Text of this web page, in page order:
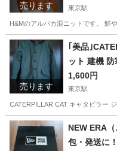
売ります 東京駅
H&Mのアルパカ混ニットです。 鮮
東京 渋谷区 東京駅
売ります
｢美品｣
ット 建機 防
1,600円
東京駅
CATERPILLAR CAT キャタピラー
東京 渋谷区
NEW ERA
包・発送に